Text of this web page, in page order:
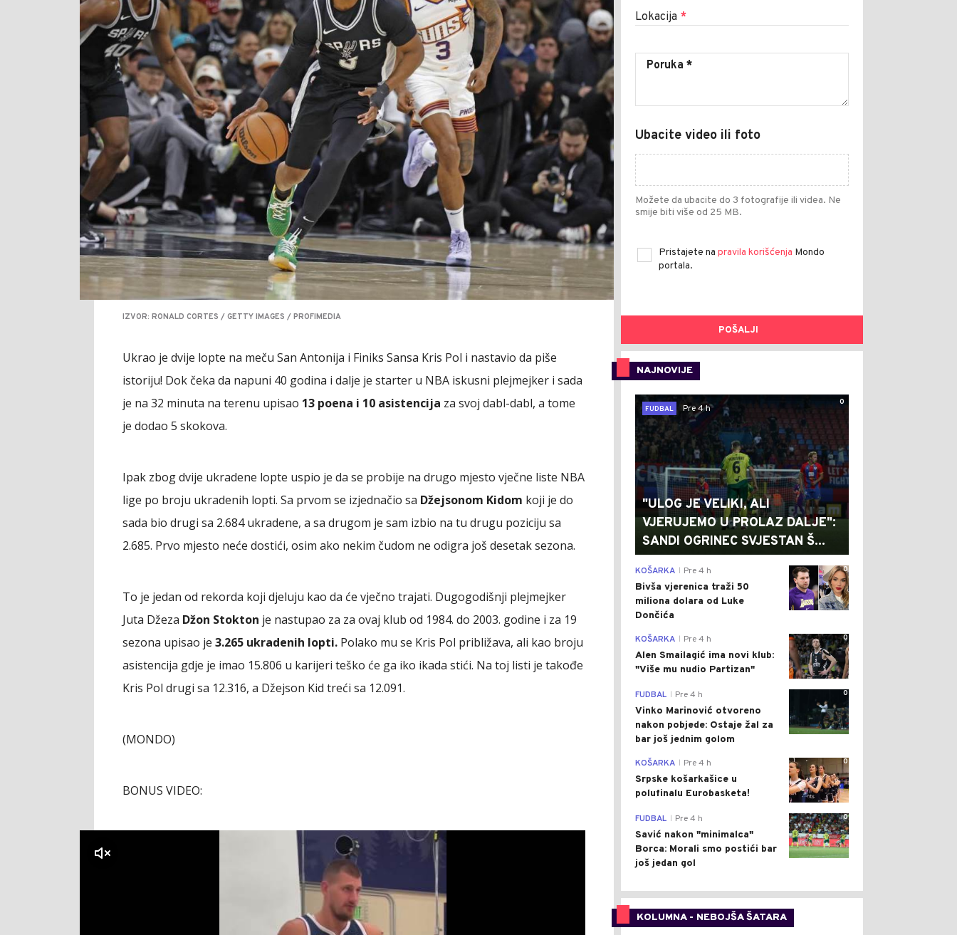
IZVOR: RONALD CORTES / GETTY IMAGES / PROFIMEDIA
Ukrao je dvije lopte na meču San Antonija i Finiks Sansa Kris Pol i nastavio da piše
istoriju! Dok čeka da napuni 40 godina i dalje je starter u NBA iskusni plejmejker i sada
je na 32 minuta na terenu upisao 13 poena i 10 asistencija za svoj dabl-dabl, a tome
je dodao 5 skokova.
Ipak zbog dvije ukradene lopte uspio je da se probije na drugo mjesto vječne liste NBA
lige po broju ukradenih lopti. Sa prvom se izjednačio sa Džejsonom Kidom koji je do
sada bio drugi sa 2.684 ukradene, a sa drugom je sam izbio na tu drugu poziciju sa
2.685. Prvo mjesto neće dostići, osim ako nekim čudom ne odigra još desetak sezona.
To je jedan od rekorda koji djeluju kao da će vječno trajati. Dugogodišnji plejmejker
Juta Džeza Džon Stokton je nastupao za za ovaj klub od 1984. do 2003. godine i za 19
sezona upisao je 3.265 ukradenih lopti. Polako mu se Kris Pol približava, ali kao broju
asistencija gdje je imao 15.806 u karijeri teško će ga iko ikada stići. Na toj listi je takođe
Kris Pol drugi sa 12.316, a Džejson Kid treći sa 12.091.
(MONDO)
BONUS VIDEO:
Lokacija *
Ubacite video ili foto
Možete da ubacite do 3 fotografije ili videa. Ne
smije biti više od 25 MB.
Pristajete na pravila korišćenja Mondo
portala.
POŠALJI
NAJNOVIJE
0
FUDBAL
Pre 4 h
"ULOG JE VELIKI, ALI
VJERUJEMO U PROLAZ DALJE":
SANDI OGRINEC SVJESTAN Š...
0
KOŠARKA Pre 4 h
Bivša vjerenica traži 50
miliona dolara od Luke
Dončića
0
KOŠARKA Pre 4 h
Alen Smailagić ima novi klub:
"Više mu nudio Partizan"
0
FUDBAL Pre 4 h
Vinko Marinović otvoreno
nakon pobjede: Ostaje žal za
bar još jednim golom
0
KOŠARKA Pre 4 h
Srpske košarkašice u
polufinalu Eurobasketa!
0
FUDBAL Pre 4 h
Savić nakon "minimalca"
Borca: Morali smo postići bar
još jedan gol
KOLUMNA - NEBOJŠA ŠATARA